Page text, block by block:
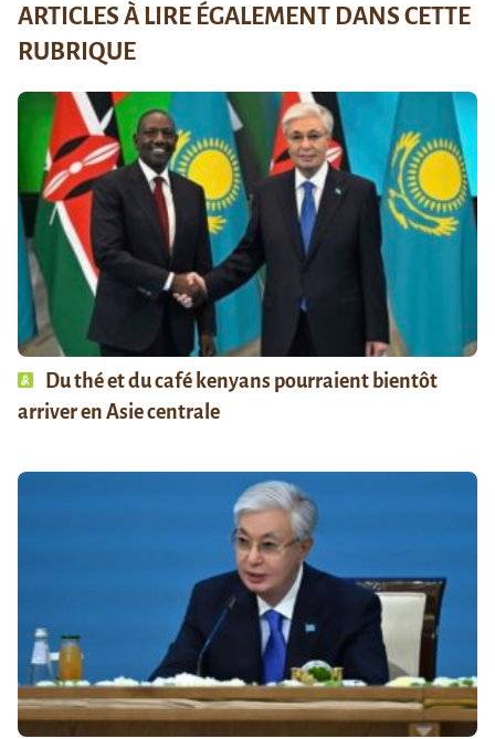
ARTICLES À LIRE ÉGALEMENT DANS CETTE
RUBRIQUE
Du thé et du café kenyans pourraient bientôt
arriver en Asie centrale